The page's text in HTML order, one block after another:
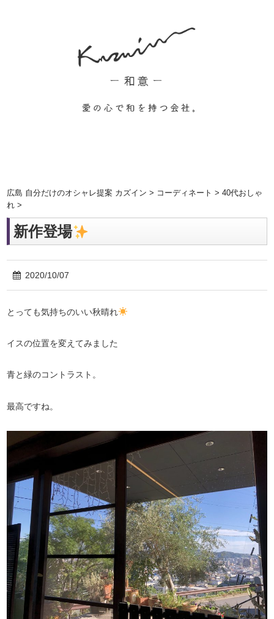
広島 自分だけのオシャレ提案 カズイン > コーディネート >40代おしゃ
れ >
新作登場
2020/10/07
とっても気持ちのいい秋晴れ
イスの位置を変えてみました
青と緑のコントラスト。
最高ですね。